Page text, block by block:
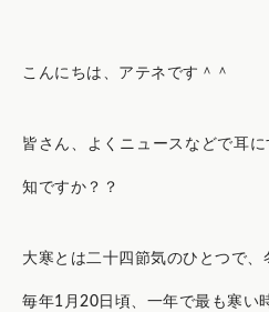
こんにちは、アテネです＾＾
皆さん、よくニュースなどで耳
知ですか？？
大寒とは二十四節気のひとつで
毎年1月20日頃、一年で最も寒い